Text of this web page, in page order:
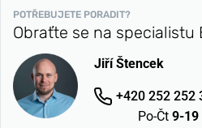
POTŘEBUJETE PORADIT?
Obraťte se na specialistu
Jiří Štencek
+420 252 252
Po-Čt 9-19